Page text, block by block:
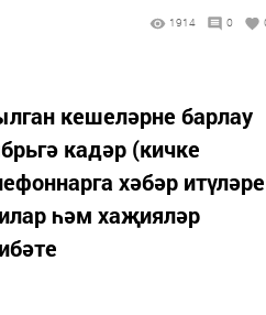
1914 0
кешеләрне барлау
кадәр (кичке
хәбәр итүләре
һәм хаҗияләр